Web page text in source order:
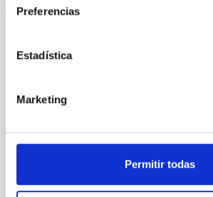
Preferencias
Estadística
Marketing
Permitir todas
An adolescent and near-
system near the end of
Young exoplanets provide vital
dynamical and atmospheric evolution
100 Myr exhibit mean-motion
established through convergent disk
time, however, these resonant chains